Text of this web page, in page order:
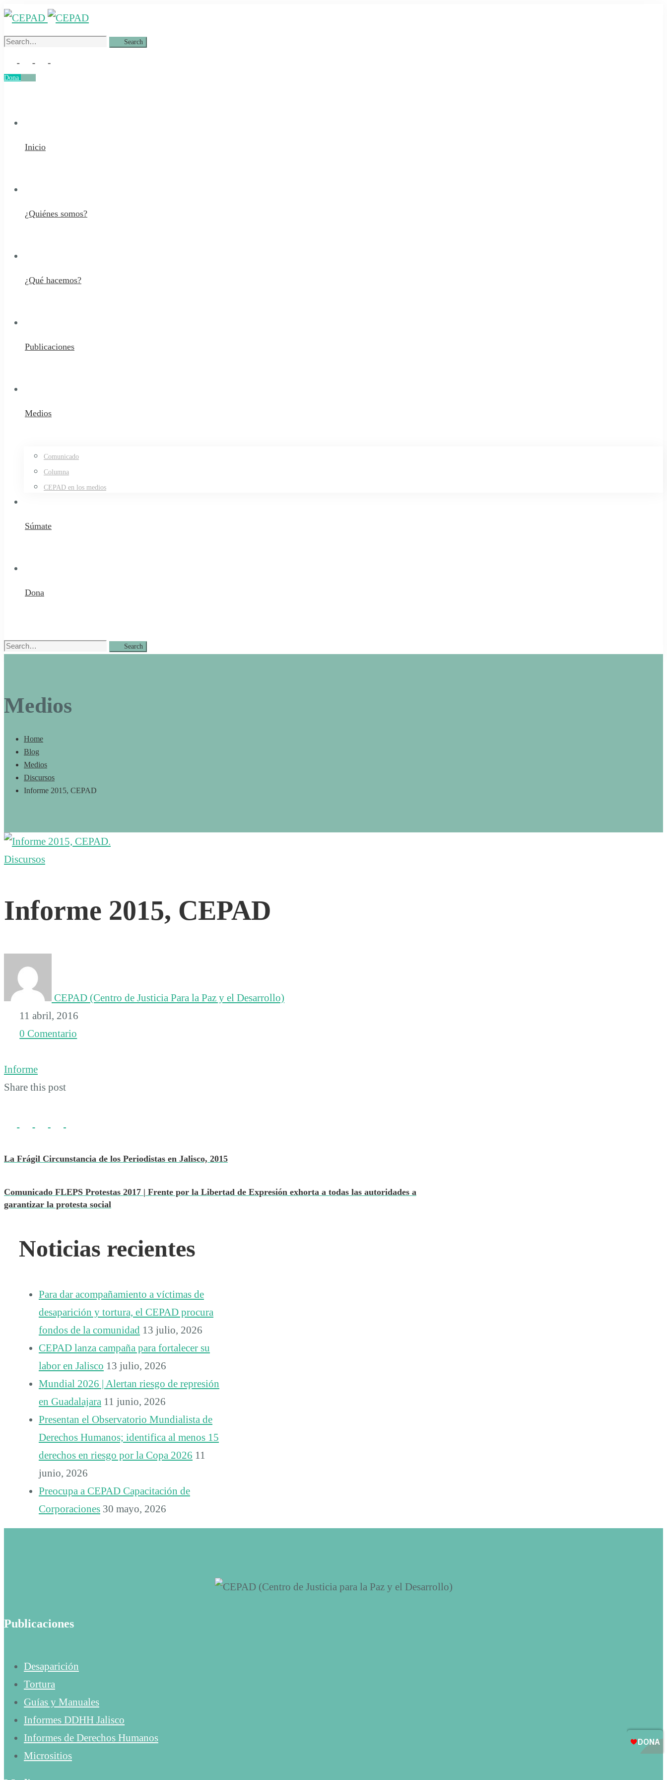
Search
Search
Dona
Inicio
¿Quiénes somos?
¿Qué hacemos?
Publicaciones
Medios
Comunicado
Columna
CEPAD en los medios
Súmate
Dona
Search
Search
Medios
Home
Blog
Medios
Discursos
Informe 2015, CEPAD
Informe
CEPAD
Discursos
Informe 2015, CEPAD
CEPAD (Centro de Justicia Para la Paz y el Desarrollo)
11 abril, 2016
0 Comentario
Informe
Share this post
La Frágil Circunstancia de los Periodistas en Jalisco, 2015
Comunicado FLEPS Protestas 2017 | Frente por la Libertad de Expresión exhorta a todas las autoridades a
garantizar la protesta social
Noticias recientes
Para dar acompañamiento a víctimas de
desaparición y tortura, el CEPAD procura
fondos de la comunidad 13 julio, 2026
CEPAD lanza campaña para fortalecer su
labor en Jalisco 13 julio, 2026
Mundial 2026 | Alertan riesgo de represión
en Guadalajara 11 junio, 2026
Presentan el Observatorio Mundialista de
Derechos Humanos; identifica al menos 15
derechos en riesgo por la Copa 2026 11
junio, 2026
Preocupa a CEPAD Capacitación de
Corporaciones 30 mayo, 2026
Publicaciones
Desaparición
Tortura
Guías y Manuales
Informes DDHH Jalisco
Informes de Derechos Humanos
Micrositios